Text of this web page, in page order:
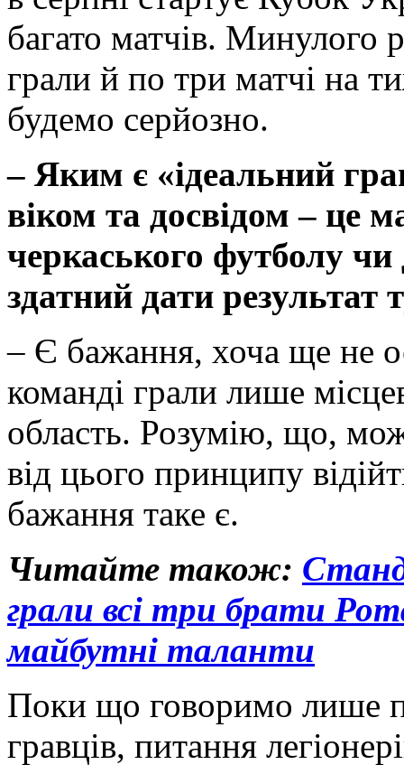
багато матчів. Минулого
грали й по три матчі на
будемо серйозно.
– Яким є «ідеальний
віком та досвідом – це
черкаського футболу чи
здатний дати результат
– Є бажання, хоча ще не
команді грали лише
область. Розумію, що,
від цього принципу
бажання таке є.
Читайте також:
грали всі три брати
майбутні таланти
Поки що говоримо лише
гравців, питання